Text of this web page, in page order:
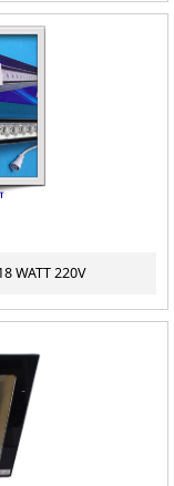
WATT 220V